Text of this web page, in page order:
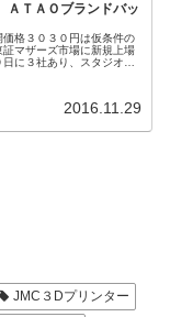
ＡＴＡＯブランドバッ
格３０３０円は仮条件の
マザーズ市場に新規上場
に３社あり、スタジオア
2016.11.29
JMC３Dプリンター